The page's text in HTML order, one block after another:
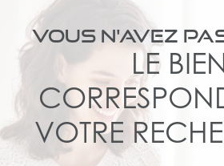
VOUS N'AVEZ
LE
VOTRE